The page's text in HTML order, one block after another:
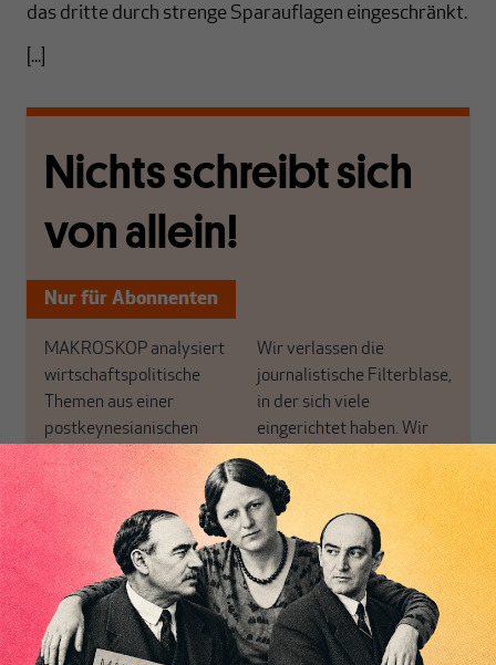
Inhaltsverzeichnis
das dritte durch strenge Sparauflagen eingeschränkt.
[...]
Nichts schreibt sich
von allein!
Nur für Abonnenten
MAKROSKOP analysiert
wirtschaftspolitische
Themen aus einer
postkeynesianischen
Perspektive und ist damit
in Deutschland einzigartig.
MAKROSKOP steht für
das große Ganze. Wir
haben einen Blick auf
Geld, Wirtschaft und
Politik, den Sie so
woanders nicht finden.
Wir verlassen die
journalistische Filterblase,
in der sich viele
eingerichtet haben. Wir
öffnen Fenster und
bringen frische Luft in die
engen und verstaubten
Debattenräume.
Brauchen Sie auch frische
Luft? Dann folgen Sie
einfach dem Button.